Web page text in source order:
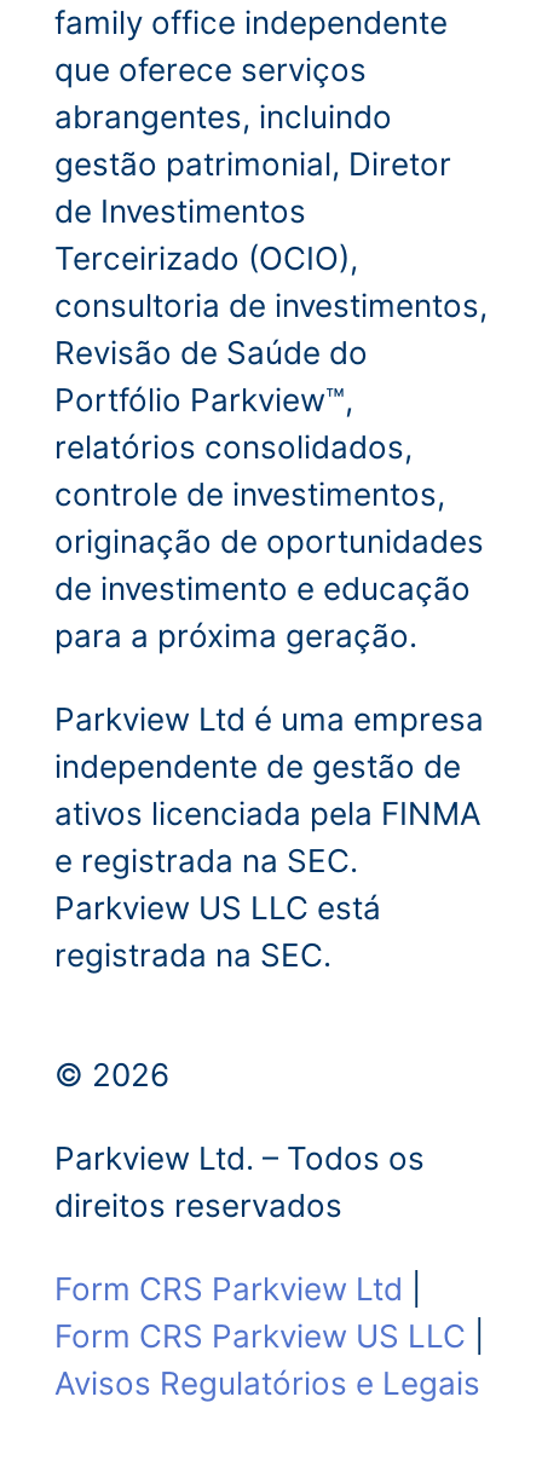
family office independente
que oferece serviços
abrangentes, incluindo
gestão patrimonial, Diretor
de Investimentos
Terceirizado (OCIO),
consultoria de investimentos,
Revisão de Saúde do
Portfólio Parkview™,
relatórios consolidados,
controle de investimentos,
originação de oportunidades
de investimento e educação
para a próxima geração.
Parkview Ltd é uma empresa
independente de gestão de
ativos licenciada pela FINMA
e registrada na SEC.
Parkview US LLC está
registrada na SEC.
© 2026
Parkview Ltd. – Todos os
direitos reservados
Form CRS Parkview Ltd
Form CRS Parkview US LLC
Avisos Regulatórios e Legais